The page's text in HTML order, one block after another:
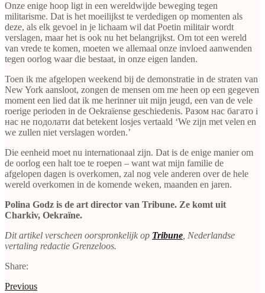
Onze enige hoop ligt in een wereldwijde beweging tegen
militarisme. Dat is het moeilijkst te verdedigen op momenten als
deze, als elk gevoel in je lichaam wil dat Poetin militair wordt
verslagen, maar het is ook nu het belangrijkst. Om tot een wereld
van vrede te komen, moeten we allemaal onze invloed aanwenden
tegen oorlog waar die bestaat, in onze eigen landen.
Toen ik me afgelopen weekend bij de demonstratie in de straten van
New York aansloot, zongen de mensen om me heen op een gegeven
moment een lied dat ik me herinner uit mijn jeugd, een van de vele
roerige perioden in de Oekraïense geschiedenis. Разом нас багато i
нас не подолати dat betekent losjes vertaald ‘We zijn met velen en
we zullen niet verslagen worden.’
Die eenheid moet nu internationaal zijn. Dat is de enige manier om
de oorlog een halt toe te roepen – want wat mijn familie de
afgelopen dagen is overkomen, zal nog vele anderen over de hele
wereld overkomen in de komende weken, maanden en jaren.
Polina Godz is de art director van Tribune. Ze komt uit
Charkiv, Oekraïne.
Dit artikel verscheen oorspronkelijk op Tribune, Nederlandse
vertaling redactie Grenzeloos.
Share:
Previous